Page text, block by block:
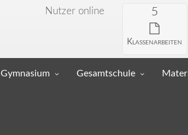
Nutzer online 5
Klassenarbeiten
Gymnasium Gesamtschule